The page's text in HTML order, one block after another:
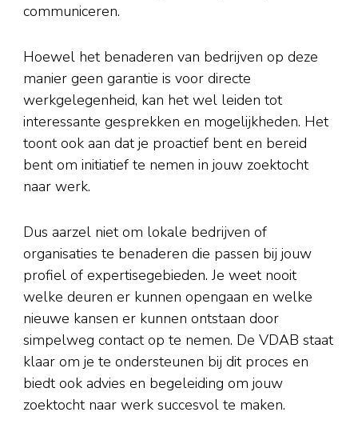
communiceren.
Hoewel het benaderen van bedrijven op deze
manier geen garantie is voor directe
werkgelegenheid, kan het wel leiden tot
interessante gesprekken en mogelijkheden. Het
toont ook aan dat je proactief bent en bereid
bent om initiatief te nemen in jouw zoektocht
naar werk.
Dus aarzel niet om lokale bedrijven of
organisaties te benaderen die passen bij jouw
profiel of expertisegebieden. Je weet nooit
welke deuren er kunnen opengaan en welke
nieuwe kansen er kunnen ontstaan door
simpelweg contact op te nemen. De VDAB staat
klaar om je te ondersteunen bij dit proces en
biedt ook advies en begeleiding om jouw
zoektocht naar werk succesvol te maken.